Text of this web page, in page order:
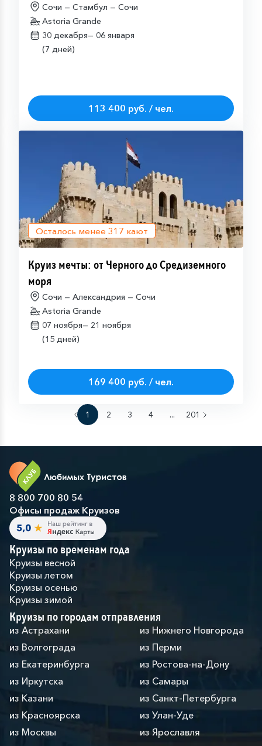
Сочи — Стамбул — Сочи
Astoria Grande
30 декабря— 06 января
(7 дней)
113 400 руб. / чел.
Осталось менее 317 кают
Круиз мечты: от Черного до Средиземного
моря
Сочи — Александрия — Сочи
Astoria Grande
07 ноября— 21 ноября
(15 дней)
169 400 руб. / чел.
1 2 3 4 ... 201
8 800 700 80 54
Офисы продаж Круизов
Круизы по временам года
Круизы весной
Круизы летом
Круизы осенью
Круизы зимой
Круизы по городам отправления
из Астрахани
из Волгограда
из Екатеринбурга
из Иркутска
из Казани
из Красноярска
из Москвы
из Нижнего Новгорода
из Перми
из Ростова-на-Дону
из Самары
из Санкт-Петербурга
из Улан-Уде
из Ярославля